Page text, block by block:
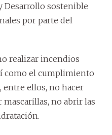
sostenible
por parte del
realizar incendios
como el cumplimiento
entre ellos, no hacer
mascarillas, no abrir las